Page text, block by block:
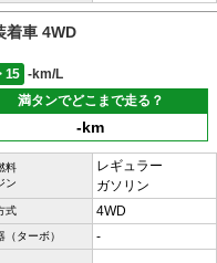
着車 4WD
15
-km/L
満タンでどこまで走る？
-km
料
ン
レギュラー
ガソリン
式 4WD
（ターボ） -